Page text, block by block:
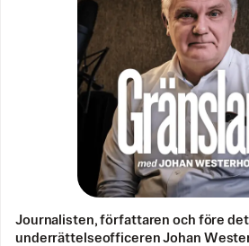
Journalisten, författaren och före
underrättelseofficeren Johan